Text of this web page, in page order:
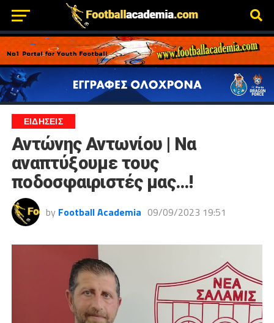
ΕΙΔΗΣΕΙΣ
Αντώνης Αντωνίου | Να
αναπτύξουμε τους
ποδοσφαιριστές μας…!
by Football Academia 09/09/2023 19:51